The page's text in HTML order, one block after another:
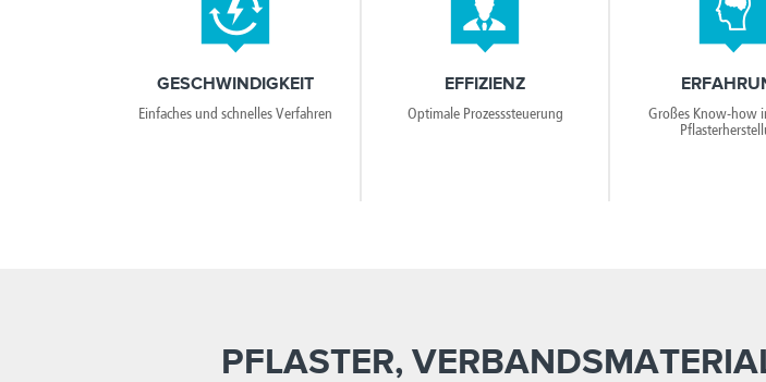
GESCHWINDIGKEIT
Einfaches und schnelles Verfahren
EFFIZIENZ
Optimale Prozesssteuerung
Großes Know-how
PFLASTER,